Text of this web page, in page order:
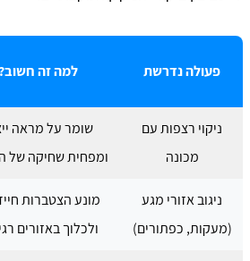
פעולה נדרשת למה זה
ניקוי רצפות עם
מכונה
שומר על מראה
ומפחית שחיקה של
ניגוב אזורי מגע
(מעקות, כפתורים)
מונע הצטברות
ולכלוך באזורים